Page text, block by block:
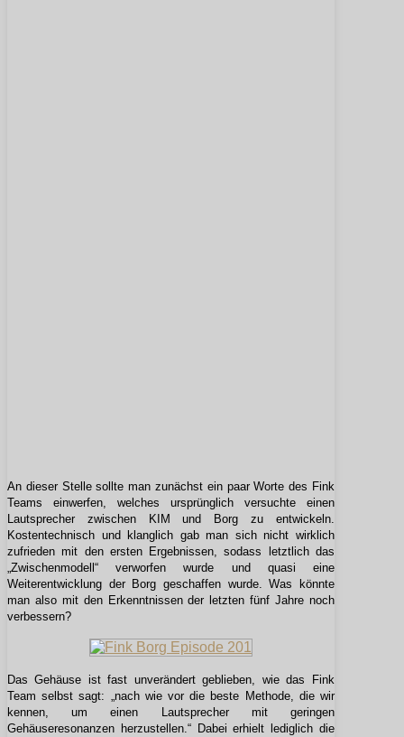
An dieser Stelle sollte man zunächst ein paar Worte des Fink
Teams einwerfen, welches ursprünglich versuchte einen
Lautsprecher zwischen KIM und Borg zu entwickeln.
Kostentechnisch und klanglich gab man sich nicht wirklich
zufrieden mit den ersten Ergebnissen, sodass letztlich das
„Zwischenmodell“ verworfen wurde und quasi eine
Weiterentwicklung der Borg geschaffen wurde. Was könnte
man also mit den Erkenntnissen der letzten fünf Jahre noch
verbessern?
Das Gehäuse ist fast unverändert geblieben, wie das Fink
Team selbst sagt: „nach wie vor die beste Methode, die wir
kennen, um einen Lautsprecher mit geringen
Gehäuseresonanzen herzustellen.“ Dabei erhielt lediglich die